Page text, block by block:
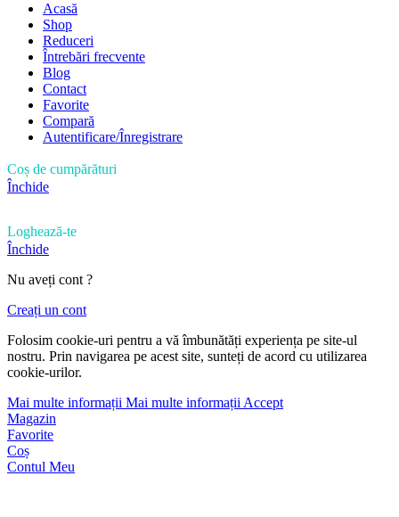
Acasă
Shop
Reduceri
Întrebări frecvente
Blog
Contact
Favorite
Compară
Autentificare/Înregistrare
Coș de cumpărături
Închide
Loghează-te
Închide
Nu aveți cont ?
Creați un cont
Folosim cookie-uri pentru a vă îmbunătăți experiența pe site-ul
nostru. Prin navigarea pe acest site, sunteți de acord cu utilizarea
cookie-urilor.
Mai multe informații Mai multe informațiiAccept
Magazin
Favorite
Coș
Contul Meu